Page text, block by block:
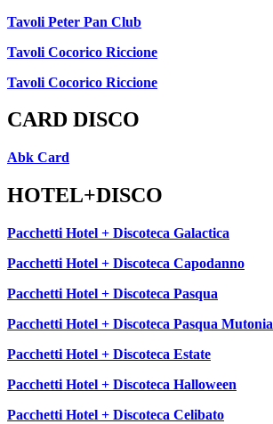
Tavoli Peter Pan Club
Tavoli Cocorico Riccione
Tavoli Cocorico Riccione
CARD DISCO
Abk Card
HOTEL+DISCO
Pacchetti Hotel + Discoteca Galactica
Pacchetti Hotel + Discoteca Capodanno
Pacchetti Hotel + Discoteca Pasqua
Pacchetti Hotel + Discoteca Pasqua Mutonia
Pacchetti Hotel + Discoteca Estate
Pacchetti Hotel + Discoteca Halloween
Pacchetti Hotel + Discoteca Celibato